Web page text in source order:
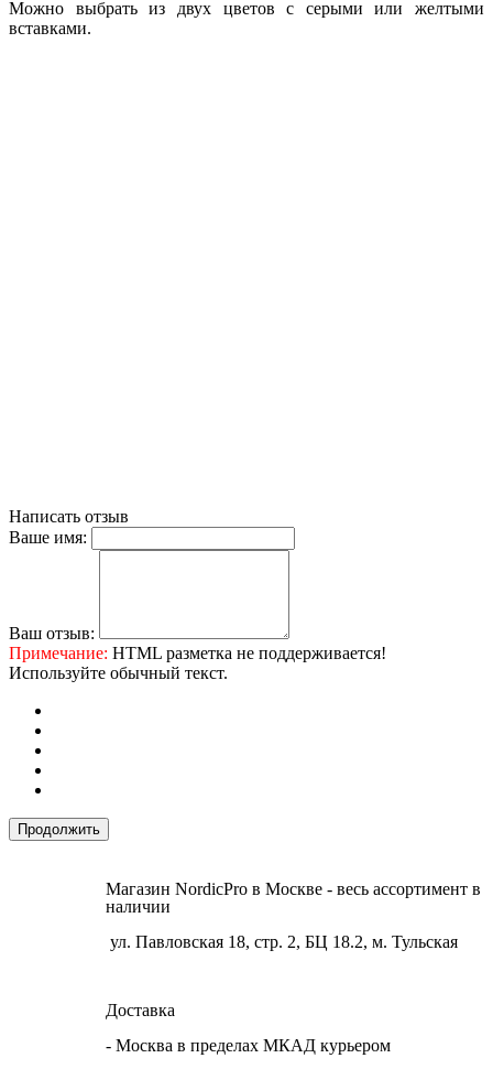
Можно выбрать из двух цветов с серыми или желтыми
вставками.
Написать отзыв
Ваше имя:
Ваш отзыв:
Примечание: HTML разметка не поддерживается!
Используйте обычный текст.
Продолжить
Магазин NordicPro в Москве - весь ассортимент в
наличии
ул. Павловская 18, стр. 2, БЦ 18.2, м. Тульская
Доставка
- Москва в пределах МКАД курьером